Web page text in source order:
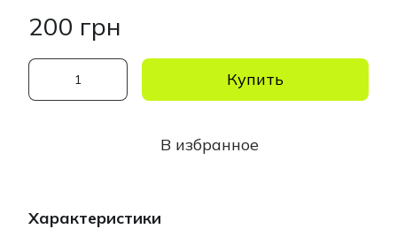
200 грн
Купить
В избранное
Характеристики